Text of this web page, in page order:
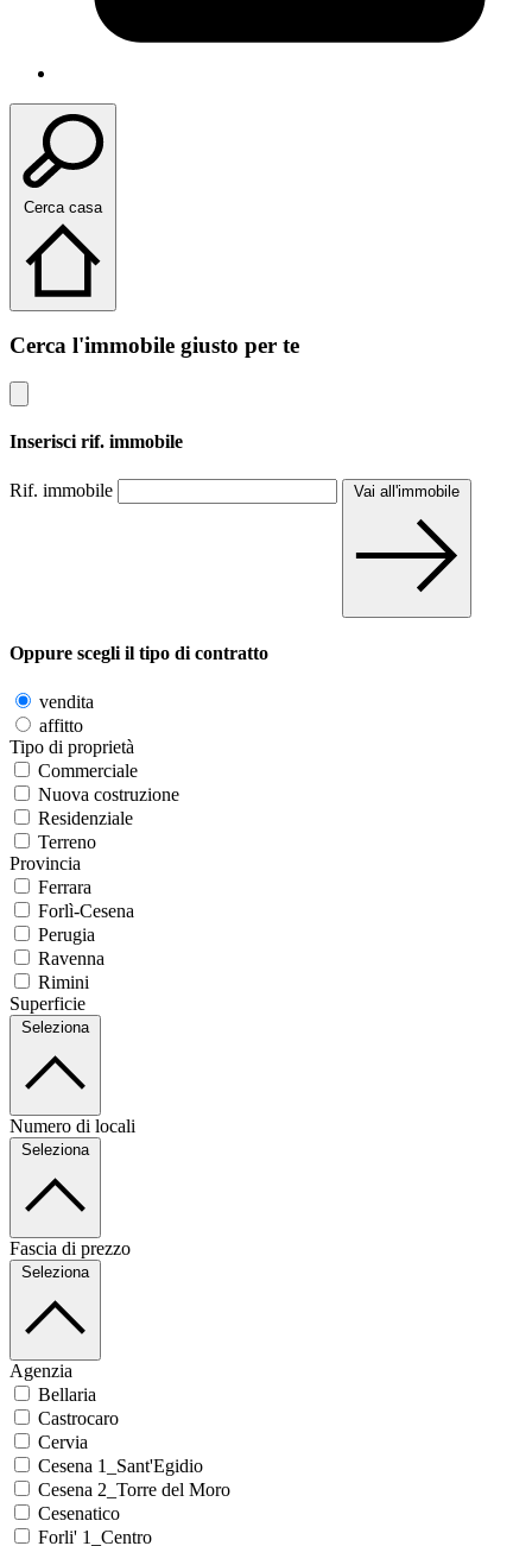
Cerca casa
Cerca l'immobile giusto per te
Inserisci rif. immobile
Rif. immobile Vai all'immobile
Oppure scegli il tipo di contratto
vendita
affitto
Tipo di proprietà
Commerciale
Nuova costruzione
Residenziale
Terreno
Provincia
Ferrara
Forlì-Cesena
Perugia
Ravenna
Rimini
Superficie
Seleziona
Numero di locali
Seleziona
Fascia di prezzo
Seleziona
Agenzia
Bellaria
Castrocaro
Cervia
Cesena 1_Sant'Egidio
Cesena 2_Torre del Moro
Cesenatico
Forli' 1_Centro